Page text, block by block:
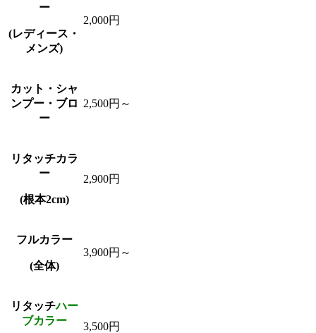
ー
(レディース・
メンズ)
2,000円
カット・シャ
ンプー・ブロ
ー
2,500円～
リタッチカラ
ー
(根本2cm)
2,900円
フルカラー
(全体)
3,900円～
リタッチハー
ブカラー
3,500円